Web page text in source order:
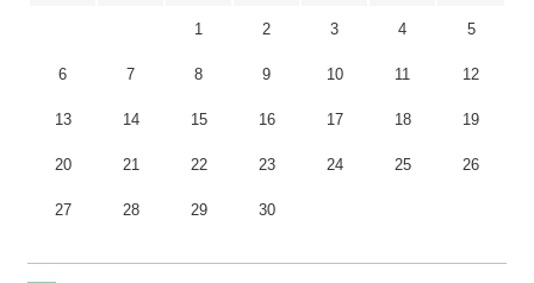
1 2 3 4 5
6 7 8 9 10 11 12
13 14 15 16 17 18 19
20 21 22 23 24 25 26
27 28 29 30